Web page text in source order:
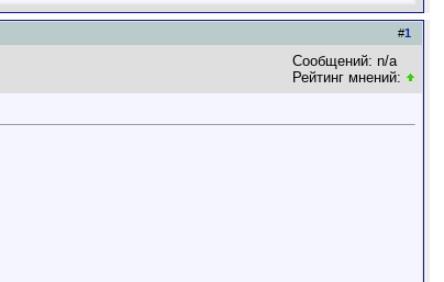
#1
Сообщений: n/a
Рейтинг мнений: